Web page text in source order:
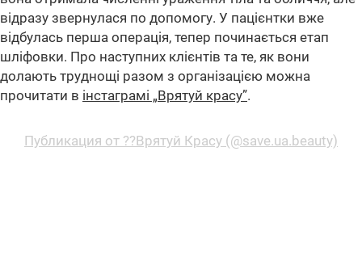
відразу звернулася по допомогу. У пацієнтки вже
відбулась перша операція, тепер починається етап
шліфовки. Про наступних клієнтів та те, як вони
долають труднощі разом з організацією можна
прочитати в інстаграмі „Врятуй красу”.
Публикация от ??Врятуй Красу (@save.ua.beauty)